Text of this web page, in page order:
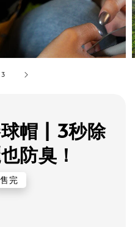
3
帽 | 3秒除
防臭！
售完